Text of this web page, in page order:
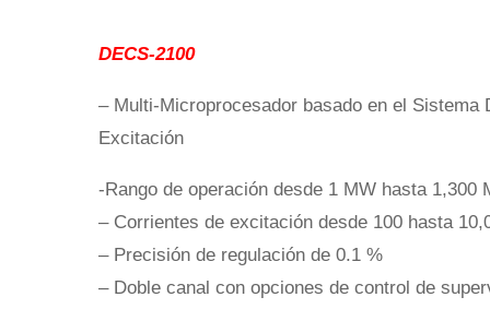
DECS-2100
–Multi-Microprocesador basado en el
Excitación
-Rango de operación desde 1 MW hasta 1,300
– Corrientes de excitación desde 100 hasta
– Precisión de regulación de 0.1 %
– Doble canal con opciones de control de